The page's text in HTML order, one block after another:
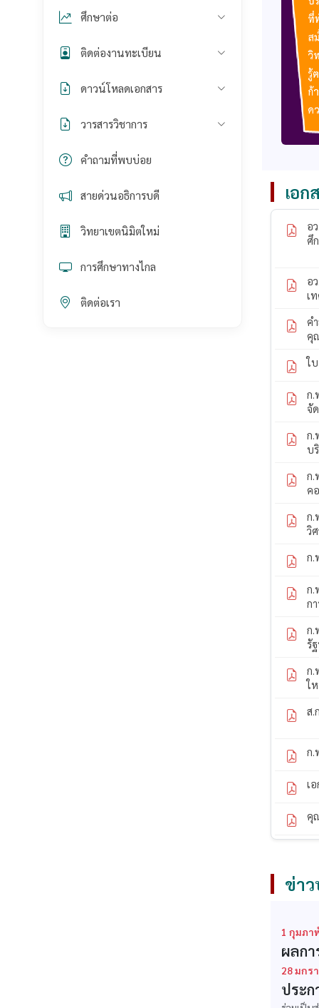
ศึกษาต่อ
ติดต่องานทะเบียน
ดาวน์โหลดเอกสาร
วารสารวิชาการ
คำถามที่พบบ่อย
สายด่วนอธิการบดี
วิทยาเขตนิมิตใหม่
การศึกษาทางไกล
ติดต่อเรา
เอก
อ
ศึ
อ
เ
ค
คุ
ใ
ก.
จั
ก.
บ
ก.
ค
ก.
วิ
ก.
ก.
ก
ก.
รั
ก.
ใ
ส.
ก.
เ
คุ
ข่า
1 กุมภา
ผลก
28 มกร
ประ